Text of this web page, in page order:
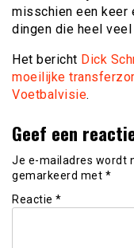
misschien een keer
dingen die heel
Het bericht Dick
moeilijke
Voetbalvisie.
Geef een
Je e-mailadres wordt
gemarkeerd met *
Reactie *